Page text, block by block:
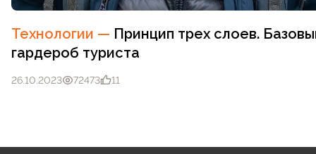
Технологии — Принцип трех слоев.
гардероб туриста
26.10.2023 72473 11